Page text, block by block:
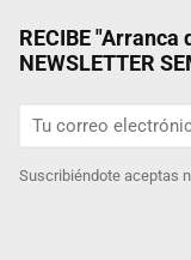
RECIBE "Arranca
NEWSLETTER
Suscribiéndote aceptas